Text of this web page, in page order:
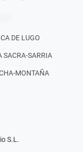
DE LUGO
SACRA-SARRIA
MONTAÑA
S.L.